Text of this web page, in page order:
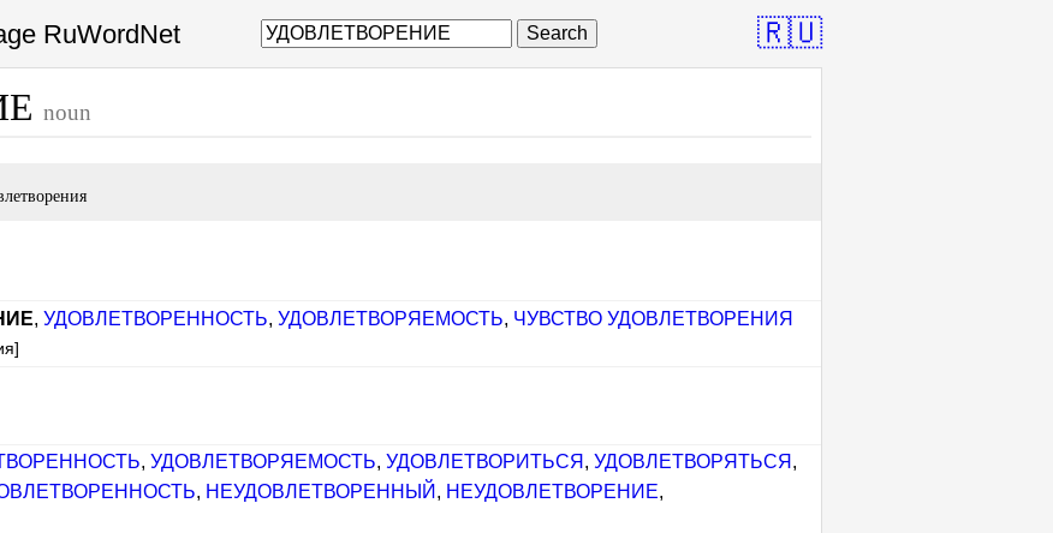
RuWordNet Search 🇷🇺
noun
, УДОВЛЕТВОРЕННОСТЬ, УДОВЛЕТВОРЯЕМОСТЬ, ЧУВСТВО УДОВЛЕТВОРЕНИЯ
, УДОВЛЕТВОРЯЕМОСТЬ, УДОВЛЕТВОРИТЬСЯ , УДОВЛЕТВОРЯТЬСЯ ,
, НЕУДОВЛЕТВОРЕННЫЙ , НЕУДОВЛЕТВОРЕНИЕ,